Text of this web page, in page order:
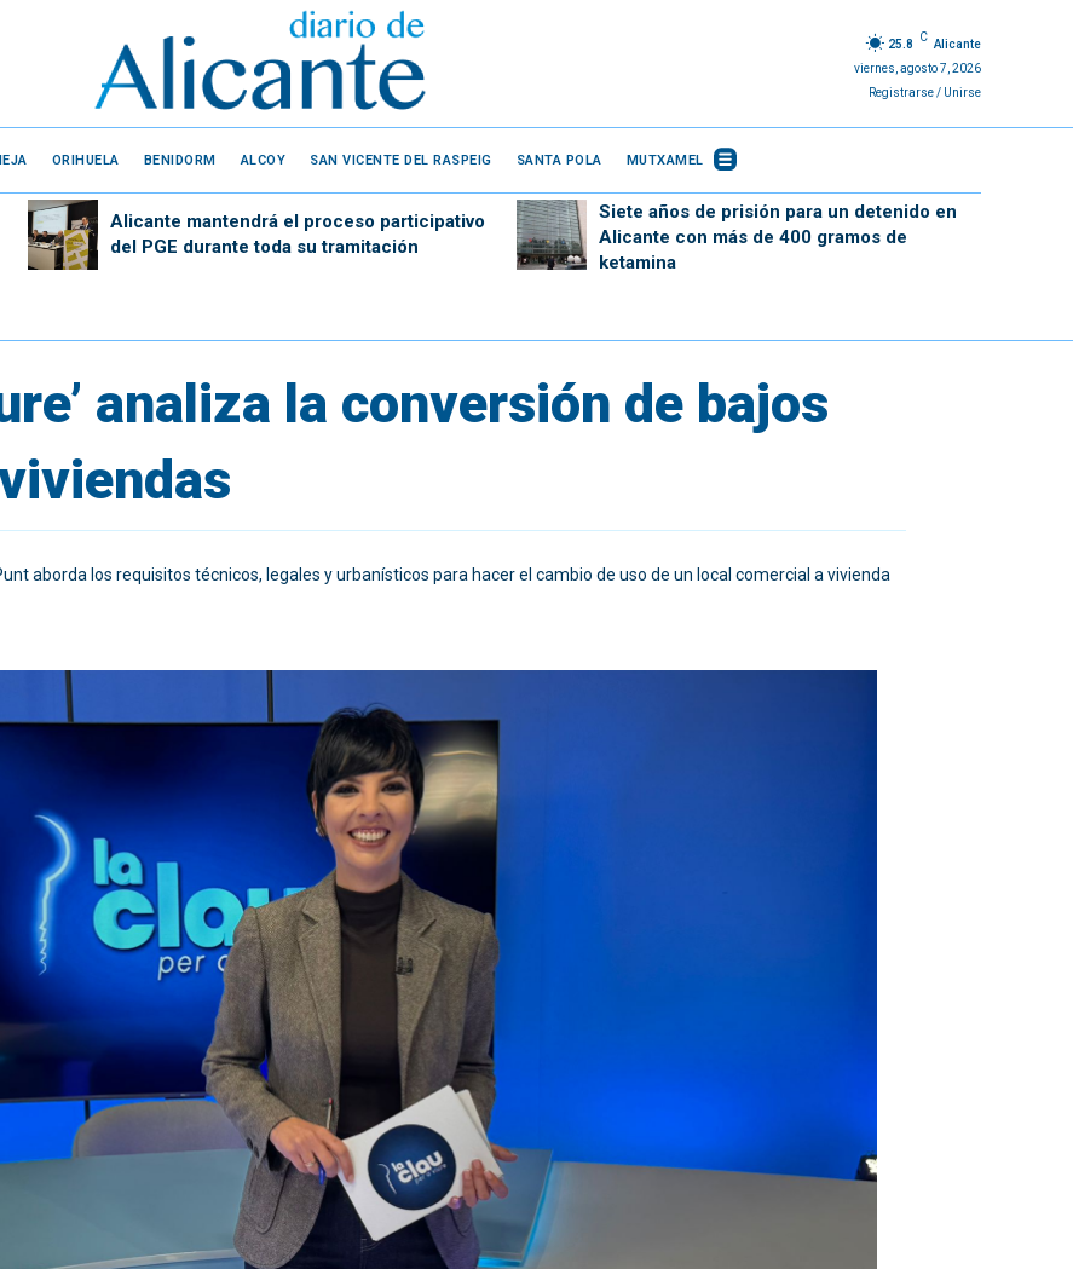
25.8
C
Alicante
viernes, agosto 7, 2026
Registrarse / Unirse
ORIHUELA BENIDORM ALCOY SAN VICENTE DEL RASPEIG SANTA POLA MUTXAMEL
Alicante mantendrá el proceso participativo
del PGE durante toda su tramitación
Siete años de prisión para un detenido en
Alicante con más de 400 gramos de
ketamina
analiza la conversión de bajos
aborda los requisitos técnicos, legales y urbanísticos para hacer el cambio de uso de un local comercial a vivienda